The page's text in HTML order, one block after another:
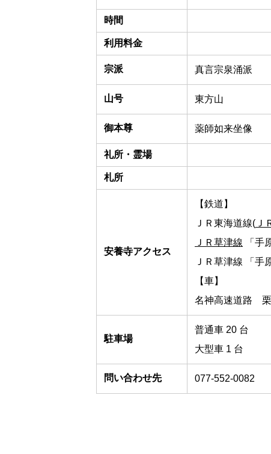
時間
利用料金
宗派 真言宗泉涌派
山号 東方山
御本尊 薬師如来坐像
礼所・霊場
札所
安養寺アクセス
【鉄道】
ＪＲ東海道線( Ｊ
ＪＲ草津線 「手
ＪＲ草津線 「
【車】
名神高速道路
駐車場
普通車 20 台
大型車 1 台
問い合わせ先 077-552-0082